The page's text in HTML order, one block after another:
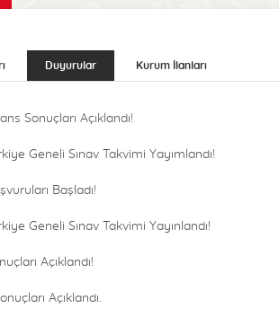
Duyurular Kurum İlanları
Sonuçları Açıklandı!
Geneli Sınav Takvimi Yayımlandı!
Başladı!
Geneli Sınav Takvimi Yayınlandı!
Açıklandı!
Açıklandı.